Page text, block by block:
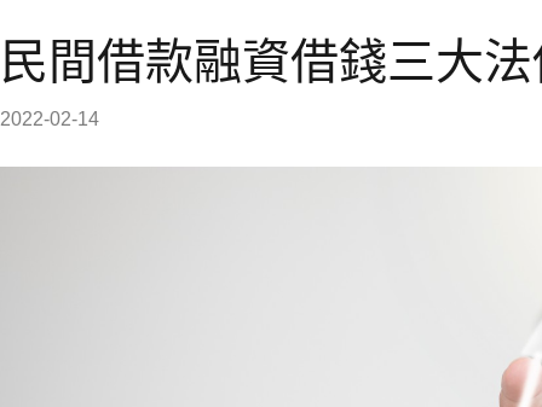
民間借款融資借錢三大
2022-02-14